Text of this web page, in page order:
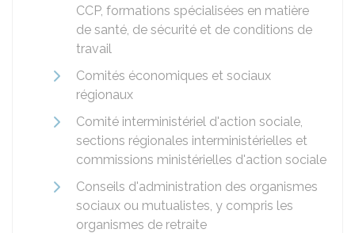
CCP, formations spécialisées en matière
de santé, de sécurité et de conditions de
travail
Comités économiques et sociaux
régionaux
Comité interministériel d'action sociale,
sections régionales interministérielles et
commissions ministérielles d'action sociale
Conseils d'administration des organismes
sociaux ou mutualistes, y compris les
organismes de retraite